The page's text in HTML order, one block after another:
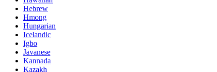
Hebrew
Hmong
Hungarian
Icelandic
Igbo
Javanese
Kannada
Kazakh